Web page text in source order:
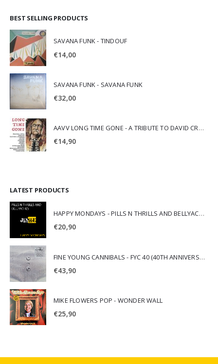
BEST SELLING PRODUCTS
SAVANA FUNK - TINDOUF
€14,00
SAVANA FUNK - SAVANA FUNK
€32,00
AAVV LONG TIME GONE - A TRIBUTE TO DAVID CROSBY
€14,90
LATEST PRODUCTS
HAPPY MONDAYS - PILLS N THRILLS AND BELLYACHES
€20,90
FINE YOUNG CANNIBALS - FYC 40 (40TH ANNIVERSARY)
€43,90
MIKE FLOWERS POP - WONDER WALL
€25,90